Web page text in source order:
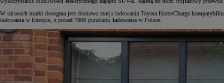
W salonach marki dostępna jest domowa stacja ładowania Toyota HomeCharge
ładowania w Europie, z ponad 7800 punktami ładowania w Polsce.